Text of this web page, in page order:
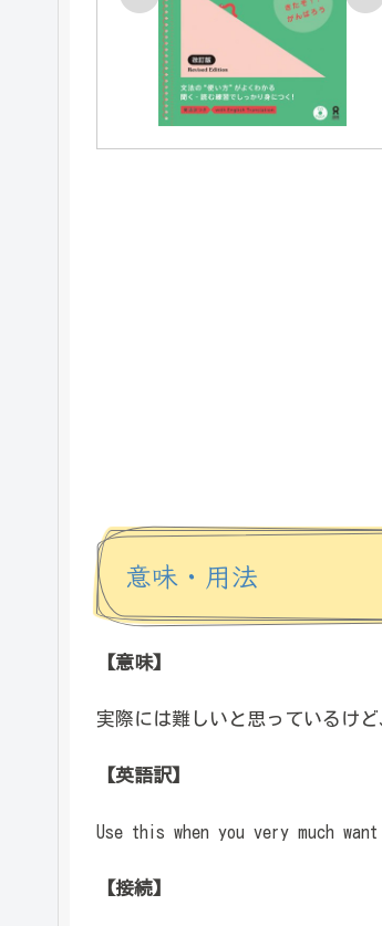
意味・用法
【意味】
実際には難しいと思っているけ
【英語訳】
Use this when you very much
【接続】